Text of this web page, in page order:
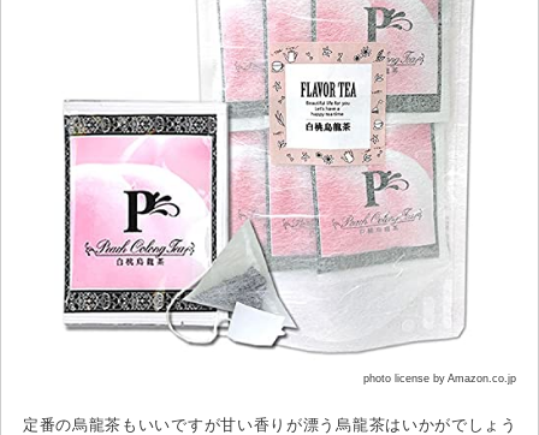
photo license by Amazon.co.jp
定番の烏龍茶もいいですが甘い香りが漂う烏龍茶はいかがでしょう